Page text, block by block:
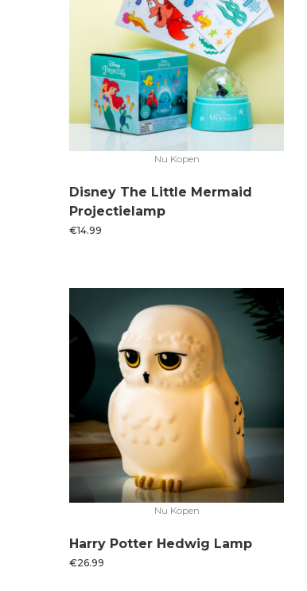
Nu Kopen
Disney The Little Mermaid
Projectielamp
€14.99
Nu Kopen
Harry Potter Hedwig Lamp
€26.99